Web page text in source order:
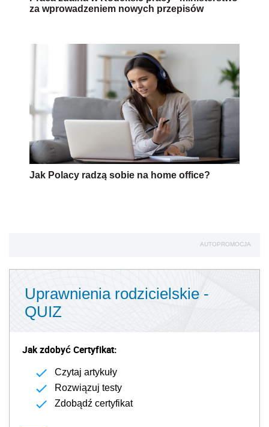
za wprowadzeniem nowych przepisów
Jak Polacy radzą sobie na home office?
AUTOPROMOCJA
Uprawnienia rodzicielskie -
QUIZ
Jak zdobyć Certyfikat:
Czytaj artykuły
Rozwiązuj testy
Zdobądź certyfikat